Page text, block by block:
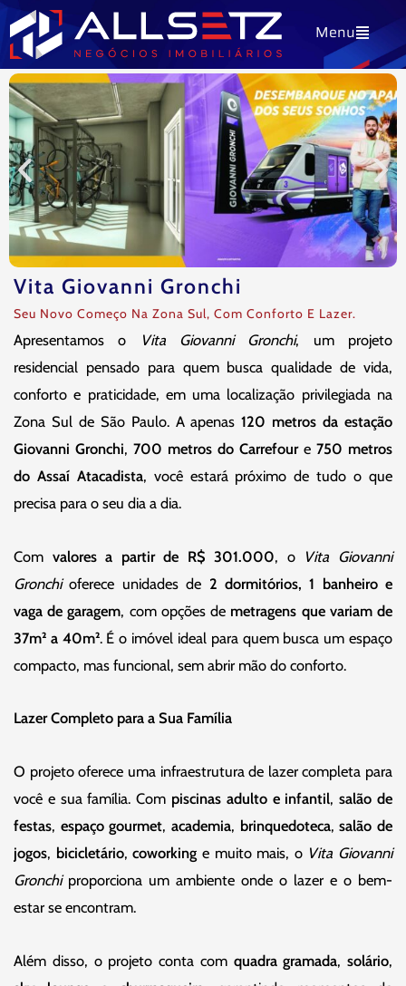
para
o
conteúdo
Menu
Vita Giovanni Gronchi
Seu Novo Começo Na Zona Sul, Com Conforto E Lazer.
Apresentamos o Vita Giovanni Gronchi, um projeto
residencial pensado para quem busca qualidade de vida,
conforto e praticidade, em uma localização privilegiada na
Zona Sul de São Paulo. A apenas120 metros da estação
Giovanni Gronchi, 700 metros do Carrefoure 750 metros
do Assaí Atacadista, você estará próximo de tudo o que
precisa para o seu dia a dia.
Com valores a partir de R$ 301.000, o Vita Giovanni
Gronchioferece unidades de 2 dormitórios, 1 banheiro e
vaga de garagem, com opções de metragens que variam de
37m² a 40m². É o imóvel ideal para quem busca um espaço
compacto, mas funcional, sem abrir mão do conforto.
Lazer Completo para a Sua Família
O projeto oferece uma infraestrutura de lazer completa para
você e sua família. Com piscinas adulto e infantil,salão de
festas, espaço gourmet,academia, brinquedoteca,salão de
jogos, bicicletário,coworking e muito mais, o Vita Giovanni
Gronchiproporciona um ambiente onde o lazer e o bem-
estar se encontram.
Além disso, o projeto conta com quadra gramada, solário,